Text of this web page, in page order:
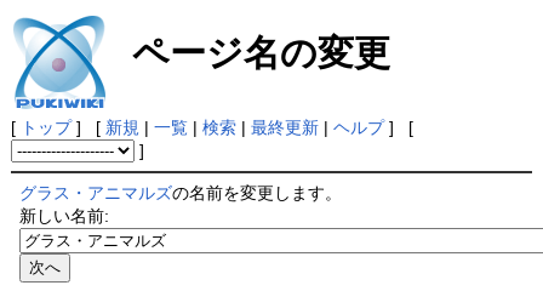
ページ名の変更
[ トップ] [ 新規 | 一覧| 検索| 最終更新| ヘルプ] [
]
グラス・アニマルズの名前を変更します。
新しい名前: